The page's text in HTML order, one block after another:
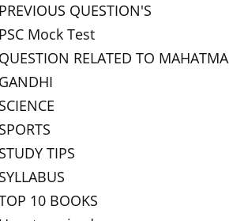
PREVIOUS QUESTION'S
PSC Mock Test
QUESTION RELATED TO MAHATMA
GANDHI
SCIENCE
SPORTS
STUDY TIPS
SYLLABUS
10 BOOKS